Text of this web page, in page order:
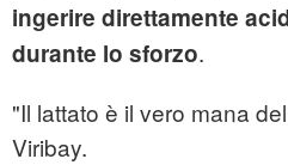
ingerire direttamente
durante lo sforzo.
"Il lattato è il vero mana
Viribay.